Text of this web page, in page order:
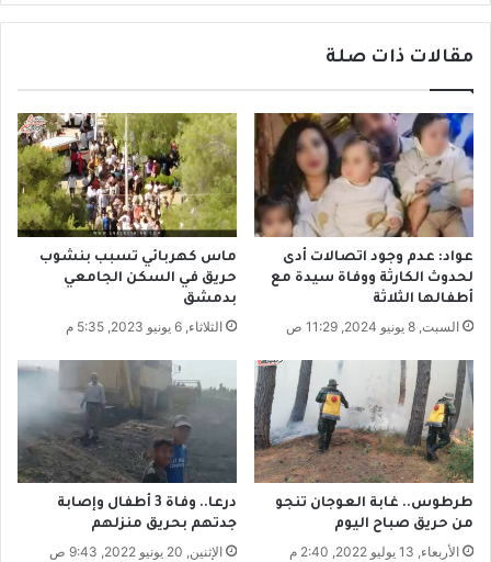
ا
ب
ا
م
ج
ا
ل
م
و
ض
ع
و
ت
ف
ا
ؤ
ل
ب
ق
ر
م
1
0
0
ص
خ
ا
و
أ
م
ي
ر
ك
ي
و
م
مقالات ذات صلة
عواد: عدم وجود اتصالات أدى
لحدوث الكارثة ووفاة سيدة مع
أطفالها الثلاثة
السبت, 8 يونيو 2024, 11:29 ص
ماس كهربائي تسبب بنشوب
حريق في السكن الجامعي
بدمشق
الثلاثاء, 6 يونيو 2023, 5:35 م
طرطوس.. غابة العوجان تنجو
من حريق صباح اليوم
الأربعاء, 13 يوليو 2022, 2:40 م
درعا.. وفاة 3 أطفال وإصابة
جدتهم بحريق منزلهم
الإثنين, 20 يونيو 2022, 9:43 ص